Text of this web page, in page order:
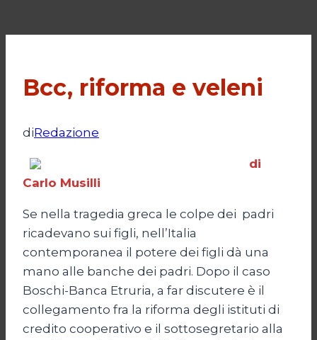
Bcc, riforma e veleni
diRedazione
di
Carlo Musilli
Se nella tragedia greca le colpe dei padri
ricadevano sui figli, nell’Italia
contemporanea il potere dei figli dà una
mano alle banche dei padri. Dopo il caso
Boschi-Banca Etruria, a far discutere è il
collegamento fra la riforma degli istituti di
credito cooperativo e il sottosegretario alla